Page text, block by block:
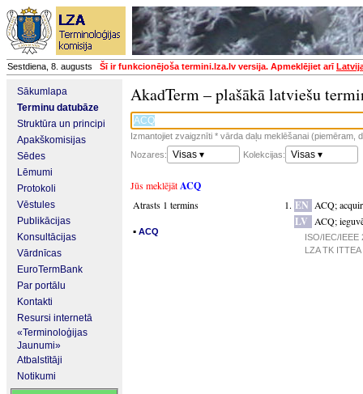
Sestdiena, 8. augusts Šī ir funkcionējoša termini.lza.lv versija. Apmeklējiet arī
Sākumlapa
Terminu datubāze
Struktūra un principi
Apakškomisijas
Sēdes
Lēmumi
Protokoli
Vēstules
Publikācijas
Konsultācijas
Vārdnīcas
EuroTermBank
Par portālu
Kontakti
Resursi internetā
«Terminoloģijas
Jaunumi»
Atbalstītāji
Notikumi
AkadTerm – plašākā latviešu
Izmantojiet zvaigznīti * vārda daļu meklēšanai (piemēram,
Nozares:
Visas ▾ Kolekcijas: Visas ▾
Jūs meklējātACQ
Atrasts 1 termins
▪ ACQ
EN ACQ;
LV ACQ;
ISO/IEC/IEEE
LZA TK